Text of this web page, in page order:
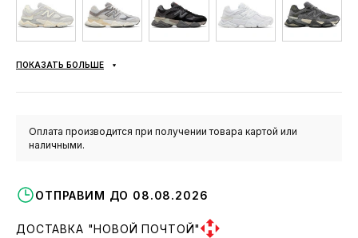
ПОКАЗАТЬ БОЛЬШЕ
Оплата производится при получении товара картой или
наличными.
ОТПРАВИМ ДО 08.08.2026
ДОСТАВКА "НОВОЙ ПОЧТОЙ"